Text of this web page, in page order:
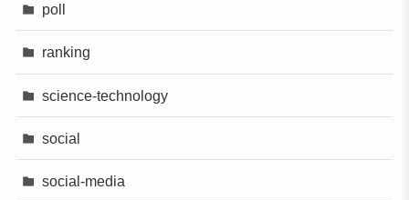
poll
ranking
science-technology
social
social-media